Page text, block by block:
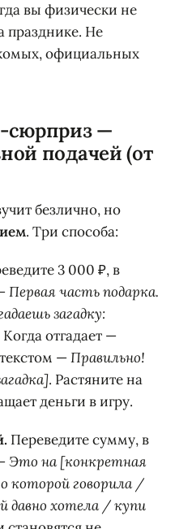
вы физически не
празднике. Не
официальных
сюрприз —
подачей (от
безлично, но
. Три способа:
3 000 ₽, в
Первая часть подарка.
загадку:
Когда отгадает —
—Правильно!
. Растяните на
деньги в игру.
Переведите сумму, в
Это на [конкретная
которой говорила /
давно хотела / купи